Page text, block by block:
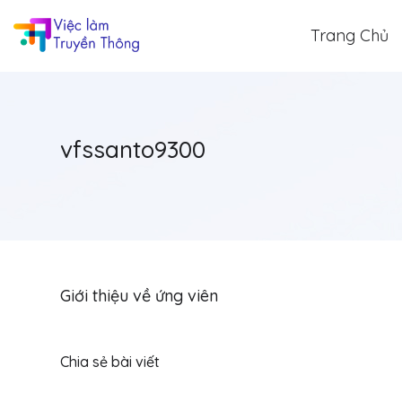
Trang Chủ
vfssanto9300
Giới thiệu về ứng viên
Chia sẻ bài viết